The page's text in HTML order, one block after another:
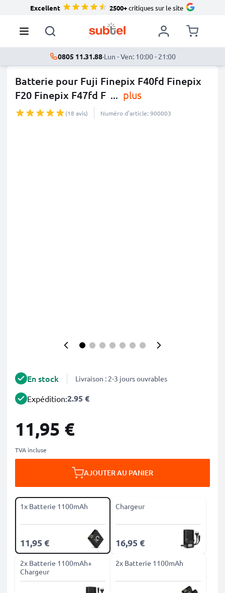
Excellent 2500+critiques sur le site
0805 11.31.88·Lun - Ven: 10:00 - 21:00
Batterie pour Fuji Finepix F40fd Finepix
F20 Finepix F47fd F ... plus
(18 avis) Numéro d’article: 900003
En stock Livraison : 2-3 jours ouvrables
Expédition:2.95 €
11,95 €
TVA incluse
AJOUTER AU PANIER
1x Batterie 1100mAh
11,95 €
Chargeur
16,95 €
2x Batterie 1100mAh+
Chargeur
2x Batterie 1100mAh